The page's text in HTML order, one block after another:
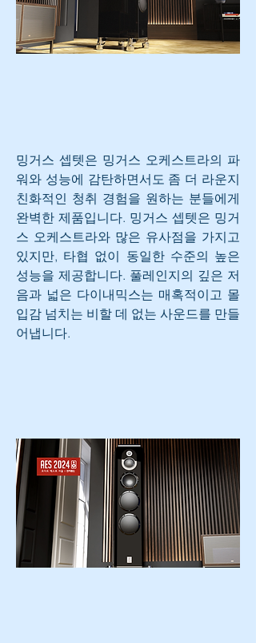
밍거스 셉텟은 밍거스 오케스트라의 파
워와 성능에 감탄하면서도 좀 더 라운지
친화적인 청취 경험을 원하는 분들에게
완벽한 제품입니다. 밍거스 셉텟은 밍거
스 오케스트라와 많은 유사점을 가지고
있지만, 타협 없이 동일한 수준의 높은
성능을 제공합니다. 풀레인지의 깊은 저
음과 넓은 다이내믹스는 매혹적이고 몰
입감 넘치는 비할 데 없는 사운드를 만들
어냅니다.